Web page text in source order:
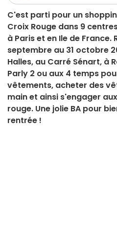
C'est parti pour un
Croix Rouge dans 9
à Paris et en Ile de France.
septembre au 31 octobre
Halles, au Carré Sénart, à
Parly 2 ou aux 4 temps
vêtements, acheter des
main et ainsi s'engager
rouge. Une jolie BA pour
rentrée !